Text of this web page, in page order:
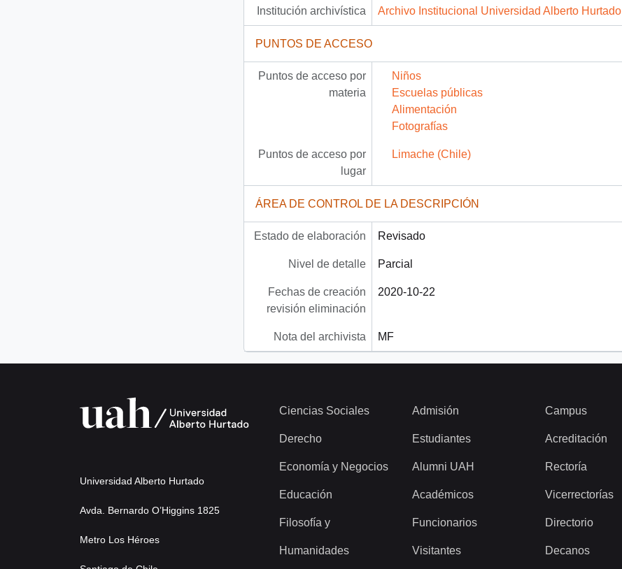
Institución archivística Archivo Institucional Universidad Alberto Hurtado
PUNTOS DE ACCESO
Puntos de acceso por
materia
Niños
Escuelas públicas
Alimentación
Fotografías
Puntos de acceso por
lugar
Limache (Chile)
ÁREA DE CONTROL DE LA DESCRIPCIÓN
Estado de elaboración Revisado
Nivel de detalle Parcial
Fechas de creación
revisión eliminación
2020-10-22
Nota del archivista MF
Universidad Alberto Hurtado
Avda. Bernardo O’Higgins 1825
Metro Los Héroes
Ciencias Sociales
Derecho
Economía y Negocios
Educación
Filosofía y
Humanidades
Admisión
Estudiantes
Alumni UAH
Académicos
Funcionarios
Visitantes
Campus
Acreditación
Rectoría
Vicerrectorías
Directorio
Decanos